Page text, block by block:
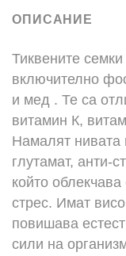
ОПИСАНИЕ
Тиквените
включително
и мед . Те са
витамин К,
Намалят
глутамат, анти-
който
стрес. Имат
повишава
сили на